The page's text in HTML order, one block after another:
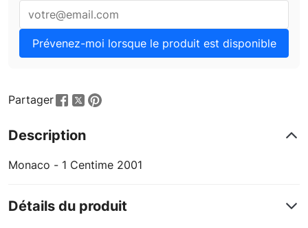
Prévenez-moi lorsque le produit est disponible
Partager
Description
Monaco - 1 Centime 2001
Détails du produit